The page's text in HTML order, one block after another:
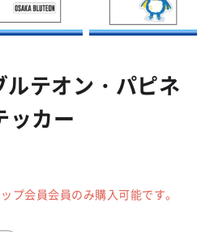
テオン・パピネ
ッカー
プ会員会員のみ購入可能です。